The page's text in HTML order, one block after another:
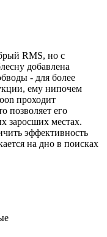
RMS, но с
добавлена
- для более
ему нипочем
проходит
позволяет его
заросших местах.
эффективность
на дно в поисках